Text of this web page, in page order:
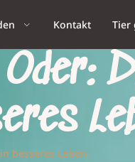
Kontakt Tier
besseres Leben.